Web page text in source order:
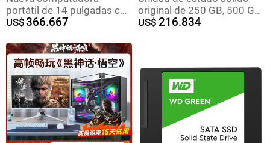
portátil de 14 pulgadas con
pantalla de alta definición
oficina, estudio y viajes,
delgada y ligera.
US$366.667
original de 250 GB, 500 GB,
1 TB, 2 TB, 4 TB, disco SSD
US$ 216.834